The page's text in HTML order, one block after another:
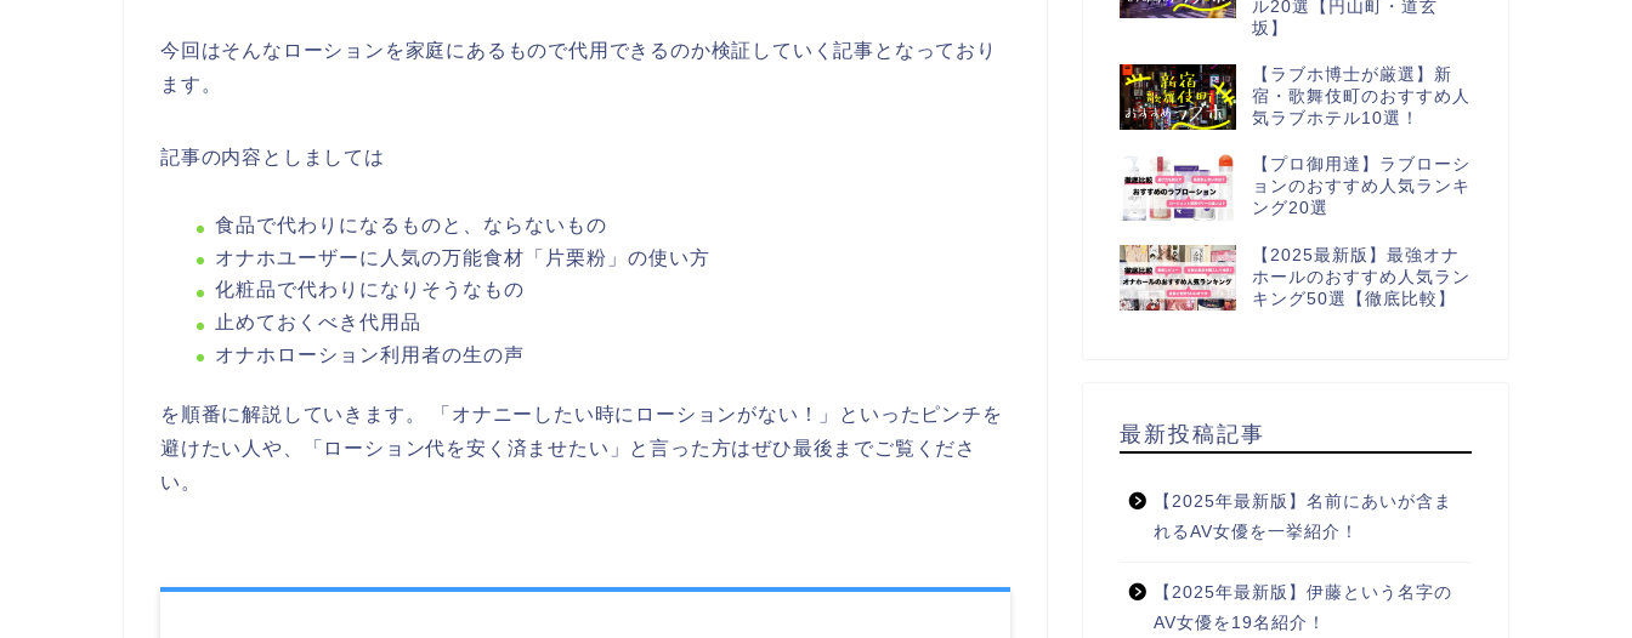
今回はそんなローションを家庭にあるもので代用できるのか検証していく記事となっており
ます。
記事の内容としましては
食品で代わりになるものと、ならないもの
オナホユーザーに人気の万能食材「片栗粉」の使い方
化粧品で代わりになりそうなもの
止めておくべき代用品
オナホローション利用者の生の声
を順番に解説していきます。 「オナニーしたい時にローションがない！」といったピンチを
避けたい人や、「ローション代を安く済ませたい」と言った方はぜひ最後までご覧くださ
い。
ル20選【円山町・道玄
坂】
【ラブホ博士が厳選】新
宿・歌舞伎町のおすすめ人
気ラブホテル10選！
【プロ御用達】ラブローシ
ョンのおすすめ人気ランキ
ング20選
【2025最新版】最強オナ
ホールのおすすめ人気ラン
キング50選【徹底比較】
最新投稿記事
【2025年最新版】名前にあいが含ま
れるAV女優を一挙紹介！
【2025年最新版】伊藤という名字の
AV女優を19名紹介！